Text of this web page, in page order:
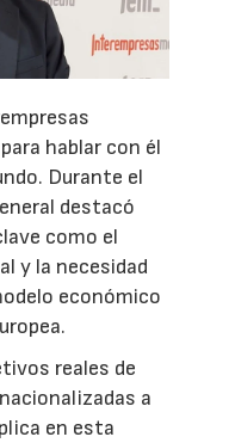
hablar con él
Durante el
destacó
como el
y la necesidad
económico
reales de
a
en esta